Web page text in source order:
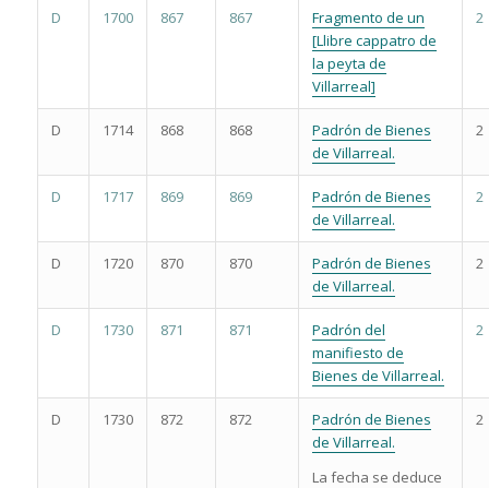
D 1700 867 867
Fragmento de un
[Llibre cappatro de
la peyta de
Villarreal]
2
D 1714 868 868
Padrón de Bienes
de Villarreal.
2
D 1717 869 869
Padrón de Bienes
de Villarreal.
2
D 1720 870 870
Padrón de Bienes
de Villarreal.
2
D 1730 871 871
Padrón del
manifiesto de
Bienes de Villarreal.
2
D 1730 872 872
Padrón de Bienes
de Villarreal.
La fecha se deduce
2